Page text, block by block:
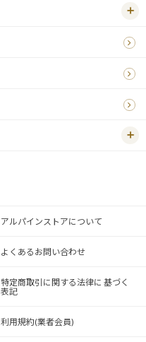
アルパインストアについて
よくあるお問い合わせ
特定商取引に関する法律に 基づく
表記
利用規約(業者会員)